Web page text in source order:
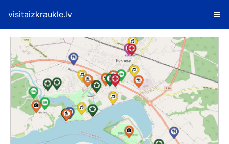
visitaizkraukle.lv